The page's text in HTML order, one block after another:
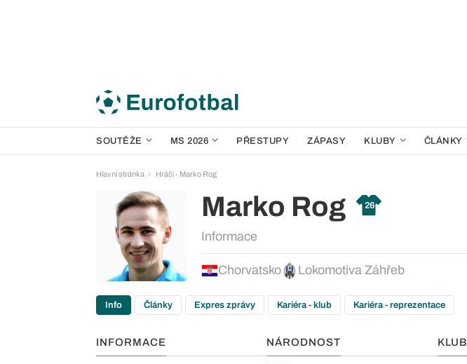
SOUTĚŽE MS 2026 PŘESTUPY ZÁPASY KLUBY ČLÁNKY
Hlavní stránka Hráči - Marko Rog
Marko Rog 26
Informace
Chorvatsko Lokomotiva Záhřeb
Info Články Expres zprávy Kariéra - klub Kariéra - reprezentace
INFORMACE NÁRODNOST KLUB